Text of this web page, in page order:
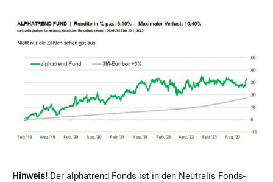
Hinweis! Der alphatrend Fonds ist in den Neutralis Fonds-